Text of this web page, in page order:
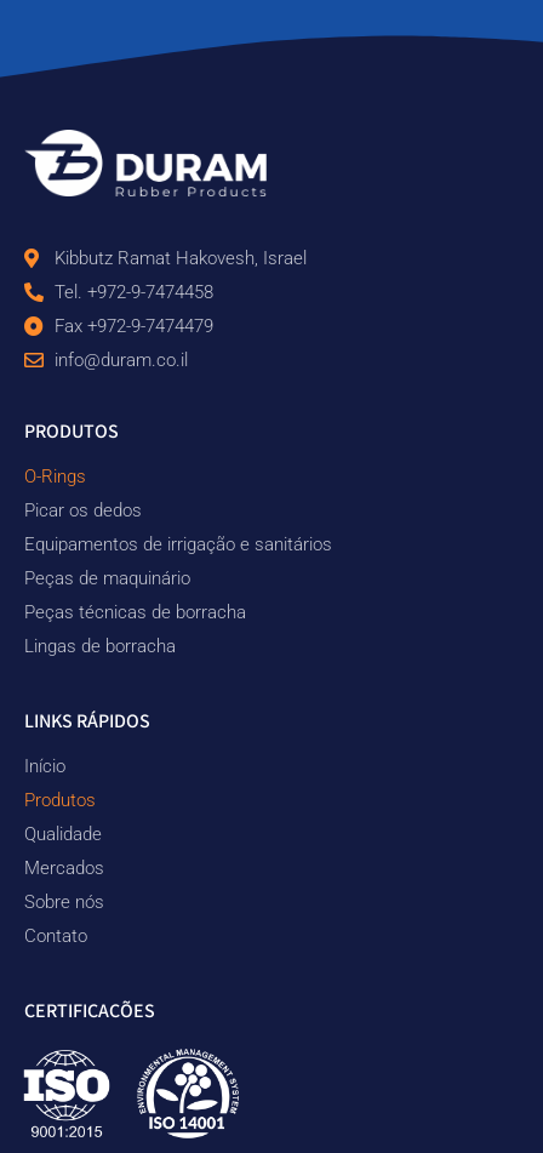
Kibbutz Ramat Hakovesh, Israel
Tel. +972-9-7474458
Fax +972-9-7474479
info@duram.co.il
PRODUTOS
O-Rings
Picar os dedos
Equipamentos de irrigação e sanitários
Peças de maquinário
Peças técnicas de borracha
Lingas de borracha
LINKS RÁPIDOS
Início
Produtos
Qualidade
Mercados
Sobre nós
Contato
CERTIFICAÇÕES